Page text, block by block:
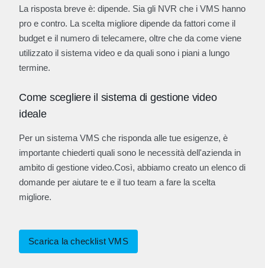
La risposta breve è: dipende. Sia gli NVR che i VMS hanno
pro e contro. La scelta migliore dipende da fattori come il
budget e il numero di telecamere, oltre che da come viene
utilizzato il sistema video e da quali sono i piani a lungo
termine.
Come scegliere il sistema di gestione video
ideale
Per un sistema VMS che risponda alle tue esigenze, è
importante chiederti quali sono le necessità dell'azienda in
ambito di gestione video.Così, abbiamo creato un elenco di
domande per aiutare te e il tuo team a fare la scelta
migliore.
Scarica la checklist VMS